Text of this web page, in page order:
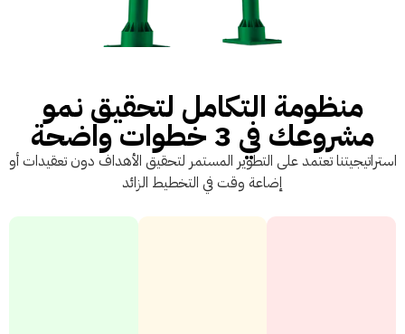
منظومة التكامل لتحقيق نمو
مشروعك في 3 خطوات واضحة
استراتيجيتنا تعتمد على التطوير المستمر لتحقيق الأهداف دون تعقيدات أو
إضاعة وقت في التخطيط الزائد